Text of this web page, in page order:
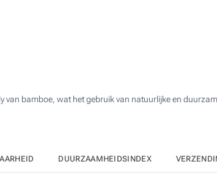
1500
bamboe, wat het gebruik van natuurlijke en
DUURZAAMHEIDSINDEX